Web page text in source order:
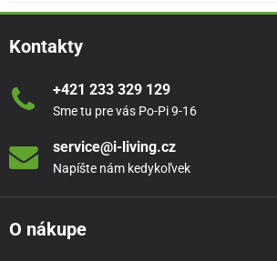
Kontakty
+421 233 329 129
Sme tu pre vás Po-Pi 9-16
service@i-living.cz
Napíšte nám kedykoľvek
O nákupe